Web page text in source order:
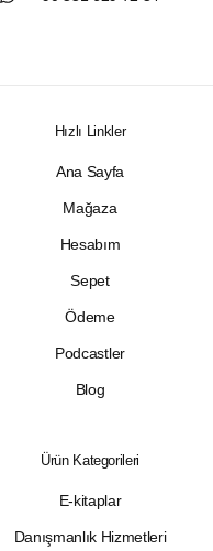
Hızlı Linkler
Ana Sayfa
Mağaza
Hesabım
Sepet
Ödeme
Podcastler
Blog
Ürün Kategorileri
E-kitaplar
Danışmanlık Hizmetleri